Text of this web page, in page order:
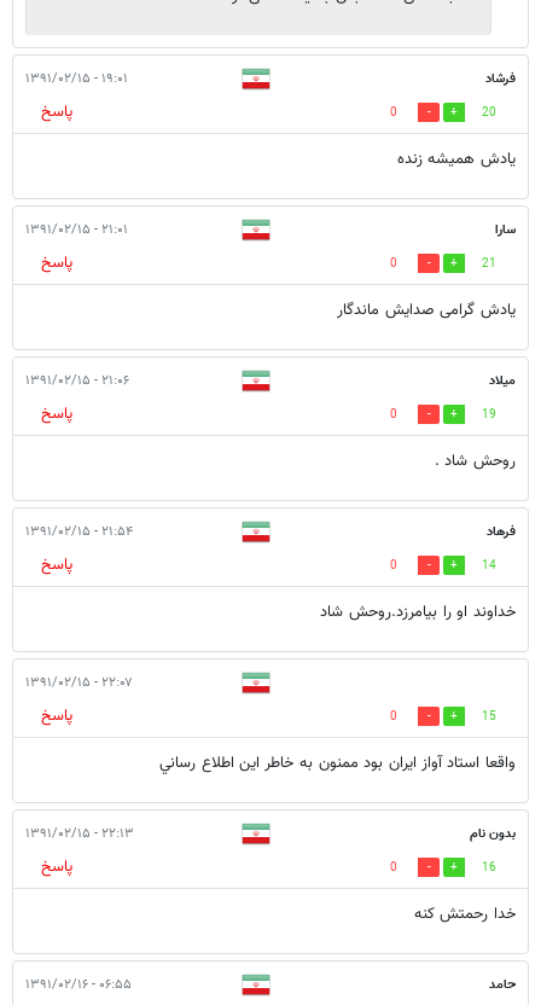
فرشاد ۱۹:۰۱ - ۱۳۹۱/۰۲/۱۵
20
0
پاسخ
یادش همیشه زنده
سارا ۲۱:۰۱ - ۱۳۹۱/۰۲/۱۵
21
0
پاسخ
یادش گرامی صدایش ماندگار
میلاد ۲۱:۰۶ - ۱۳۹۱/۰۲/۱۵
19
0
پاسخ
روحش شاد .
فرهاد ۲۱:۵۴ - ۱۳۹۱/۰۲/۱۵
14
0
پاسخ
خداوند او را بیامرزد.روحش شاد
۲۲:۰۷ - ۱۳۹۱/۰۲/۱۵
15
0
پاسخ
واقعا استاد آواز ایران بود ممنون به خاطر اين اطلاع رساني
بدون نام ۲۲:۱۳ - ۱۳۹۱/۰۲/۱۵
16
0
پاسخ
خدا رحمتش کنه
حامد ۰۶:۵۵ - ۱۳۹۱/۰۲/۱۶